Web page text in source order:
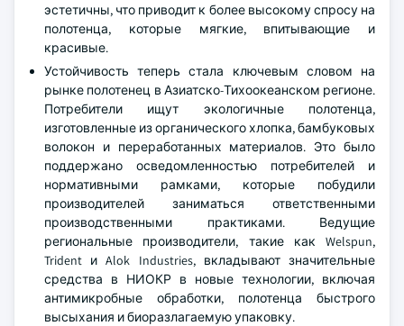
эстетичны, что приводит к более высокому спросу на
полотенца, которые мягкие, впитывающие и
красивые.
Устойчивость теперь стала ключевым словом на
рынке полотенец в Азиатско-Тихоокеанском регионе.
Потребители ищут экологичные полотенца,
изготовленные из органического хлопка, бамбуковых
волокон и переработанных материалов. Это было
поддержано осведомленностью потребителей и
нормативными рамками, которые побудили
производителей заниматься ответственными
производственными практиками. Ведущие
региональные производители, такие как Welspun,
Trident и Alok Industries, вкладывают значительные
средства в НИОКР в новые технологии, включая
антимикробные обработки, полотенца быстрого
высыхания и биоразлагаемую упаковку.